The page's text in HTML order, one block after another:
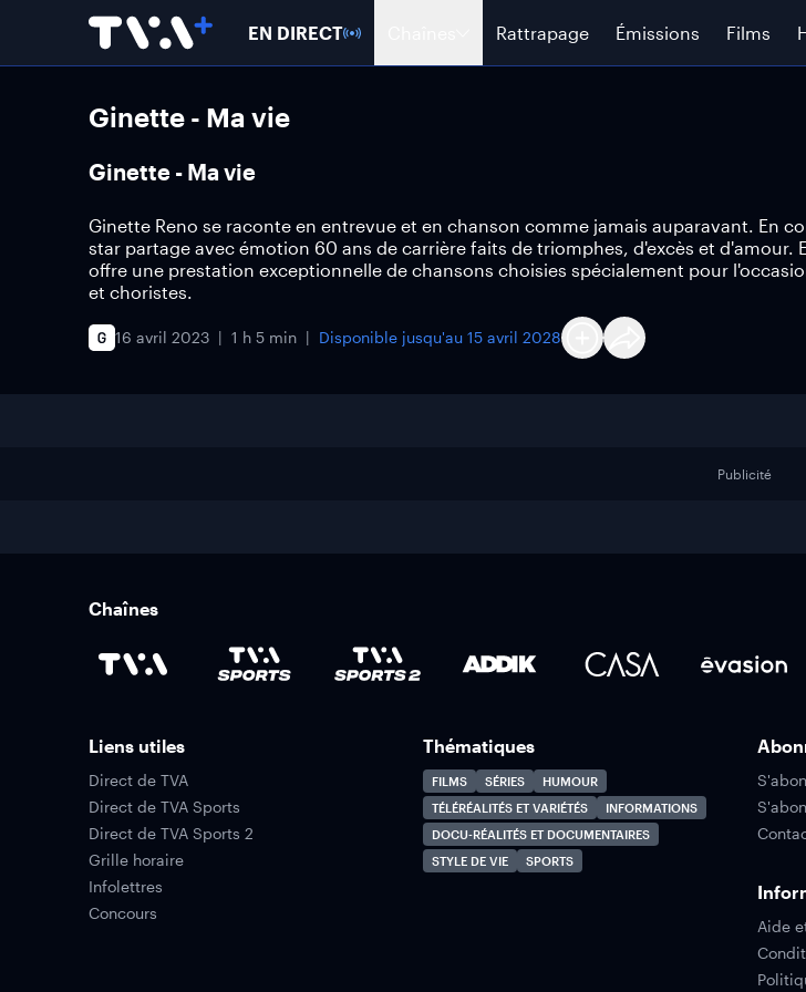
EN DIRECT Rattrapage Émissions Films
Ginette - Ma vie
Ginette - Ma vie
Ginette Reno se raconte en entrevue et en chanson comme jamais auparavant. En
star partage avec émotion 60 ans de carrière faits de triomphes, d'excès et d'amour.
offre une prestation exceptionnelle de chansons choisies spécialement pour
et choristes.
16 avril 2023 1 h 5 min Disponible jusqu'au 15 avril 2028
Publicité
Chaînes
Liens utiles
Direct de TVA
Direct de TVA Sports
Direct de TVA Sports 2
Grille horaire
Infolettres
Concours
Thématiques
FILMS SÉRIES
HUMOUR
TÉLÉRÉALITÉS ET VARIÉTÉS
INFORMATIONS
DOCU-RÉALITÉS ET DOCUMENTAIRES
STYLE DE VIE
SPORTS
Aide